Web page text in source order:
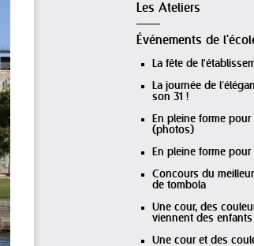
Les Ateliers
Événements de
La fête de
La journée de
son 31 !
En pleine forme
(photos)
En pleine forme
Concours du
de tombola
Une cour, des
viennent des
Une cour et des